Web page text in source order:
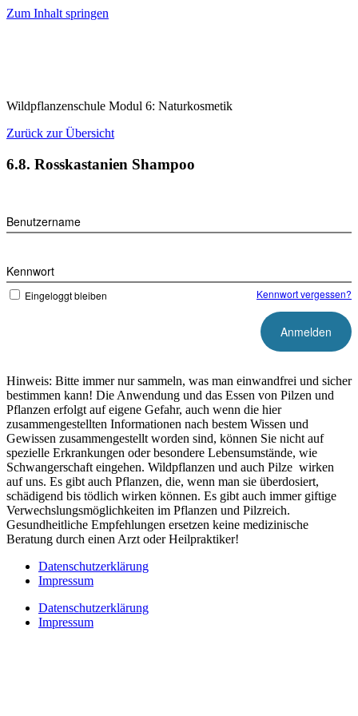
Zum Inhalt springen
Wildpflanzenschule Modul 6: Naturkosmetik
Zurück zur Übersicht
6.8. Rosskastanien Shampoo
Benutzername
Kennwort
Eingeloggt bleiben Kennwort vergessen?
Hinweis: Bitte immer nur sammeln, was man einwandfrei und sicher
bestimmen kann! Die Anwendung und das Essen von Pilzen und
Pflanzen erfolgt auf eigene Gefahr, auch wenn die hier
zusammengestellten Informationen nach bestem Wissen und
Gewissen zusammengestellt worden sind, können Sie nicht auf
spezielle Erkrankungen oder besondere Lebensumstände, wie
Schwangerschaft eingehen. Wildpflanzen und auch Pilze wirken
auf uns. Es gibt auch Pflanzen, die, wenn man sie überdosiert,
schädigend bis tödlich wirken können. Es gibt auch immer giftige
Verwechslungsmöglichkeiten im Pflanzen und Pilzreich.
Gesundheitliche Empfehlungen ersetzen keine medizinische
Beratung durch einen Arzt oder Heilpraktiker!
Datenschutzerklärung
Impressum
Datenschutzerklärung
Impressum